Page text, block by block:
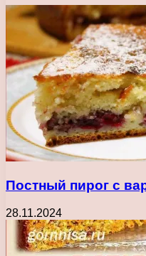
Постный пирог с
28.11.2024